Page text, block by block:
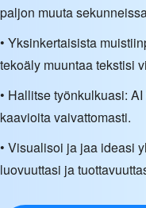
paljon muuta
• Yksinkertaisista
tekoäly muuntaa tekstisi
• Hallitse työnkulkuasi:
kaavioita vaivattomasti.
• Visualisoi ja jaa ideasi
luovuuttasi ja